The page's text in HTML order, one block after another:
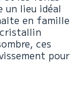
un lieu idéal
en famille
ces
pour